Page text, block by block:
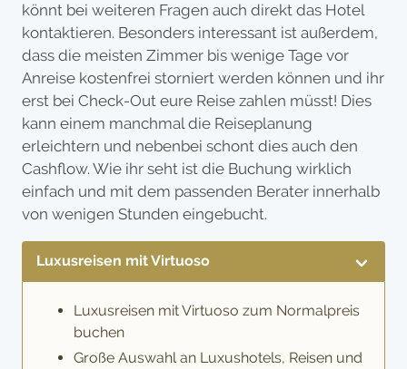
könnt bei weiteren Fragen auch direkt das Hotel
kontaktieren. Besonders interessant ist außerdem,
dass die meisten Zimmer bis wenige Tage vor
Anreise kostenfrei storniert werden können und ihr
erst bei Check-Out eure Reise zahlen müsst! Dies
kann einem manchmal die Reiseplanung
erleichtern und nebenbei schont dies auch den
Cashflow. Wie ihr seht ist die Buchung wirklich
einfach und mit dem passenden Berater innerhalb
von wenigen Stunden eingebucht.
Luxusreisen mit Virtuoso
Luxusreisen mit Virtuoso zum Normalpreis
buchen
Große Auswahl an Luxushotels, Reisen und